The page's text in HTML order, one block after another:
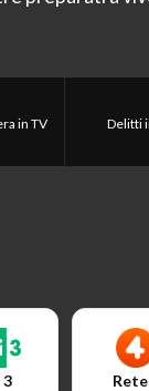
in TV
Delitti
3